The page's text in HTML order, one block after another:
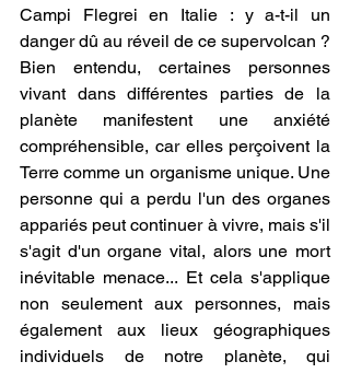
Campi Flegrei en Italie : y a-t-il un
danger dû au réveil de ce supervolcan ?
Bien entendu, certaines personnes
vivant dans différentes parties de la
planète manifestent une anxiété
compréhensible, car elles perçoivent la
Terre comme un organisme unique. Une
personne qui a perdu l'un des organes
appariés peut continuer à vivre, mais s'il
s'agit d'un organe vital, alors une mort
inévitable menace... Et cela s'applique
non seulement aux personnes, mais
également aux lieux géographiques
individuels de notre planète, qui